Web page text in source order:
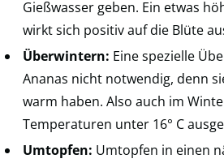
Gießwasser geben. Ein etwas
wirkt sich positiv auf die Blüte
Überwintern: Eine spezielle
Ananas nicht notwendig, denn
warm haben. Also auch im
Temperaturen unter 16° C
Umtopfen: Umtopfen in einen